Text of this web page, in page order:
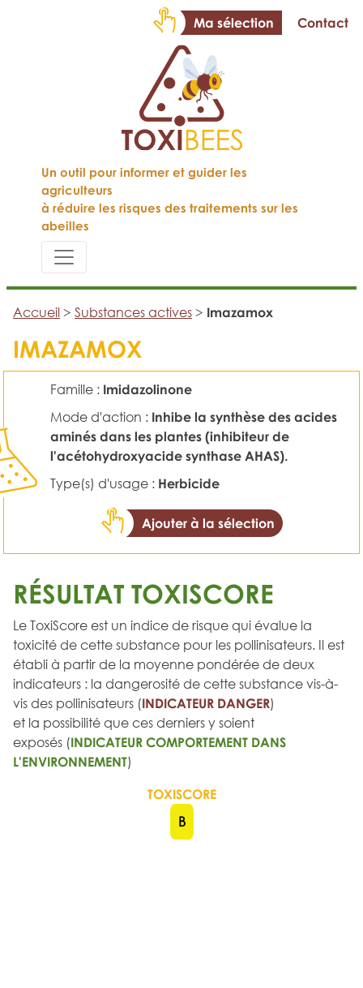
Ma sélection Contact
Un outil pour informer et guider les
agriculteurs
à réduire les risques des traitements sur les
abeilles
Accueil > Substances actives > Imazamox
IMAZAMOX
Famille : Imidazolinone
Mode d'action : Inhibe la synthèse des acides
aminés dans les plantes (inhibiteur de
l'acétohydroxyacide synthase AHAS).
Type(s) d'usage : Herbicide
Ajouter à la sélection
RÉSULTAT TOXISCORE
Le ToxiScore est un indice de risque qui évalue la
toxicité de cette substance pour les pollinisateurs. Il est
établi à partir de la moyenne pondérée de deux
indicateurs : la dangerosité de cette substance vis-à-
vis des pollinisateurs (INDICATEUR DANGER)
et la possibilité que ces derniers y soient
exposés (INDICATEUR COMPORTEMENT DANS
L'ENVIRONNEMENT)
TOXISCORE
B